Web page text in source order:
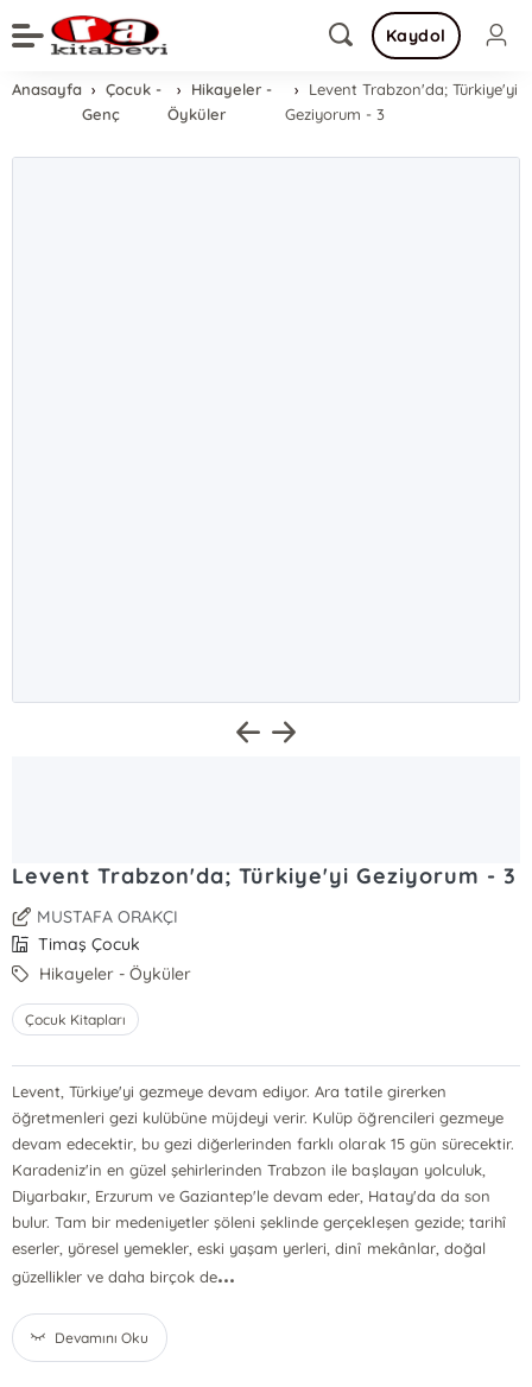
Kaydol
Anasayfa
Çocuk -
Genç
Hikayeler -
Öyküler
Levent Trabzon'da; Türkiye'yi
Geziyorum - 3
Levent Trabzon'da; Türkiye'yi Geziyorum - 3
MUSTAFA ORAKÇI
Timaş Çocuk
Hikayeler - Öyküler
Çocuk Kitapları
Levent, Türkiye'yi gezmeye devam ediyor. Ara tatile girerken
öğretmenleri gezi kulübüne müjdeyi verir. Kulüp öğrencileri gezmeye
devam edecektir, bu gezi diğerlerinden farklı olarak 15 gün sürecektir.
Karadeniz'in en güzel şehirlerinden Trabzon ile başlayan yolculuk,
Diyarbakır, Erzurum ve Gaziantep'le devam eder, Hatay'da da son
bulur. Tam bir medeniyetler şöleni şeklinde gerçekleşen gezide; tarihî
eserler, yöresel yemekler, eski yaşam yerleri, dinî mekânlar, doğal
güzellikler ve daha birçok de...
Devamını Oku